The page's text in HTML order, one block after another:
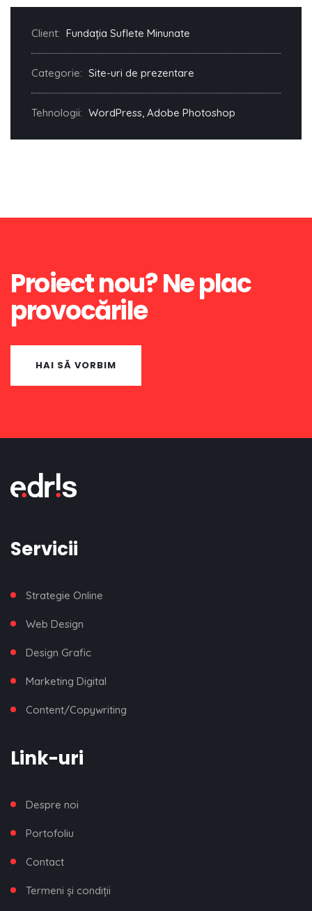
Client: Fundația Suflete Minunate
Categorie: Site-uri de prezentare
Tehnologii: WordPress, Adobe Photoshop
Proiect nou? Ne plac
provocările
HAI SĂ VORBIM
Servicii
Strategie Online
Web Design
Design Grafic
Marketing Digital
Content/Copywriting
Link-uri
Despre noi
Portofoliu
Contact
Termeni și condiții